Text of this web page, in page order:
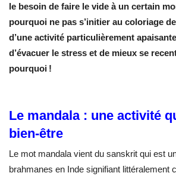
le besoin de faire le vide à un certain
pourquoi ne pas s’initier au coloriage
d’une activité particulièrement
d’évacuer le stress et de mieux se
pourquoi !
Le mandala : une activité
bien-être
Le mot mandala vient du sanskrit qui est
brahmanes en Inde signifiant littéralement